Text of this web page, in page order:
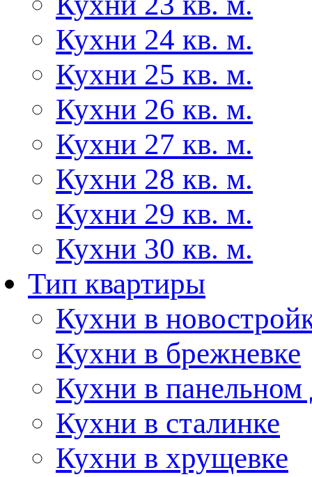
Кухни 24 кв. м.
Кухни 25 кв. м.
Кухни 26 кв. м.
Кухни 27 кв. м.
Кухни 28 кв. м.
Кухни 29 кв. м.
Кухни 30 кв. м.
Тип квартиры
Кухни в
Кухни в брежневке
Кухни в панельном
Кухни в сталинке
Кухни в хрущевке